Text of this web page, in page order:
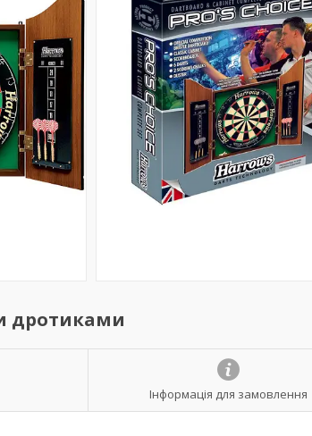
дротиками
Інформація для замовлення